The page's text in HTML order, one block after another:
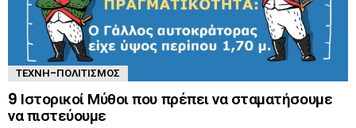
ΤΈΧΝΗ-ΠΟΛΙΤΙΣΜΌΣ
9 Ιστορικοί Μύθοι που πρέπει να σταματήσουμε
να πιστεύουμε